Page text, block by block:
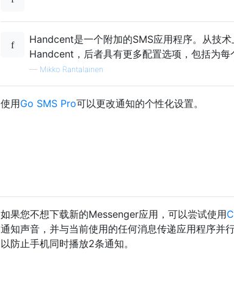
Handcent是一个附加的SMS应用程序。从技
Handcent，后者具有更多配置选项，包括为每
— Mikko Rantalainen
使用Go SMS Pro可以更改通知的个性化设置。
如果您不想下载新的Messenger应用，可以尝试使用
通知声音，并与当前使用的任何消息传递应用程序并
以防止手机同时播放2条通知。